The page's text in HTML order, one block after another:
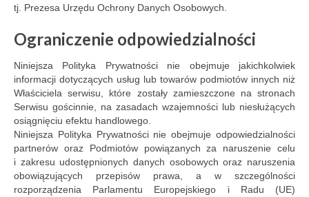
tj. Prezesa Urzędu Ochrony Danych Osobowych.
Ograniczenie odpowiedzialności
Niniejsza Polityka Prywatności nie obejmuje jakichkolwiek
informacji dotyczących usług lub towarów podmiotów innych niż
Właściciela serwisu, które zostały zamieszczone na stronach
Serwisu gościnnie, na zasadach wzajemności lub niesłużących
osiągnięciu efektu handlowego.
Niniejsza Polityka Prywatności nie obejmuje odpowiedzialności
partnerów oraz Podmiotów powiązanych za naruszenie celu
i zakresu udostępnionych danych osobowych oraz naruszenia
obowiązujących przepisów prawa, a w szczególności
rozporządzenia Parlamentu Europejskiego i Radu (UE)